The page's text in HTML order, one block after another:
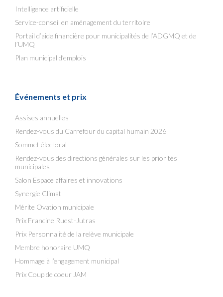
Intelligence artificielle
Service-conseil en aménagement du territoire
Portail d’aide financière pour municipalités de l’ADGMQ et de
l’UMQ
Plan municipal d’emplois
Événements et prix
Assises annuelles
Rendez-vous du Carrefour du capital humain 2026
Sommet électoral
Rendez-vous des directions générales sur les priorités
municipales
Salon Espace affaires et innovations
Synergie Climat
Mérite Ovation municipale
Prix Francine Ruest-Jutras
Prix Personnalité de la relève municipale
Membre honoraire UMQ
Hommage à l’engagement municipal
Prix Coup de coeur JAM